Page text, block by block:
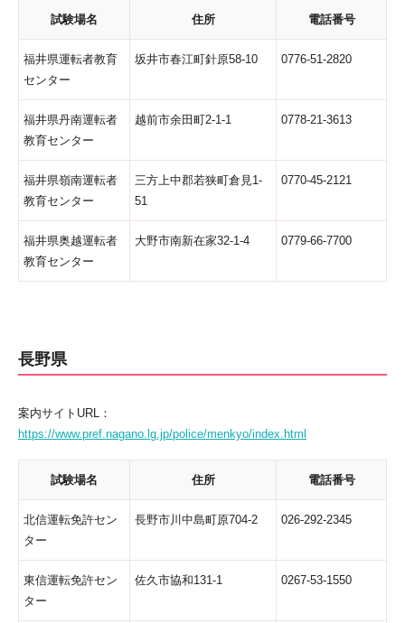
試験場名 住所 電話番号
福井県運転者教育
センター
坂井市春江町針原58-10 0776-51-2820
福井県丹南運転者
教育センター
越前市余田町2-1-1 0778-21-3613
福井県嶺南運転者
教育センター
三方上中郡若狭町倉見1-
51
0770-45-2121
福井県奥越運転者
教育センター
大野市南新在家32-1-4 0779-66-7700
長野県
案内サイトURL：
https://www.pref.nagano.lg.jp/police/menkyo/index.html
試験場名 住所 電話番号
北信運転免許セン
ター
長野市川中島町原704-2 026-292-2345
東信運転免許セン
ター
佐久市協和131-1 0267-53-1550